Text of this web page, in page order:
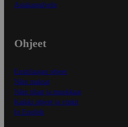
Asiakaspalvelu
Ohjeet
Ensitilaajan ohjeet
Näin maksat
Näin tilaat ja muokkaat
Kaikki ohjeet ja vinkit
In English